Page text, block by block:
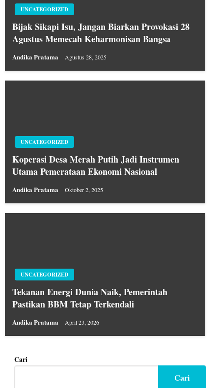
UNCATEGORIZED
Bijak Sikapi Isu, Jangan Biarkan Provokasi 28
Agustus Memecah Keharmonisan Bangsa
Andika Pratama Agustus 28, 2025
UNCATEGORIZED
Koperasi Desa Merah Putih Jadi Instrumen
Utama Pemerataan Ekonomi Nasional
Andika Pratama Oktober 2, 2025
UNCATEGORIZED
Tekanan Energi Dunia Naik, Pemerintah
Pastikan BBM Tetap Terkendali
Andika Pratama April 23, 2026
Cari
Cari